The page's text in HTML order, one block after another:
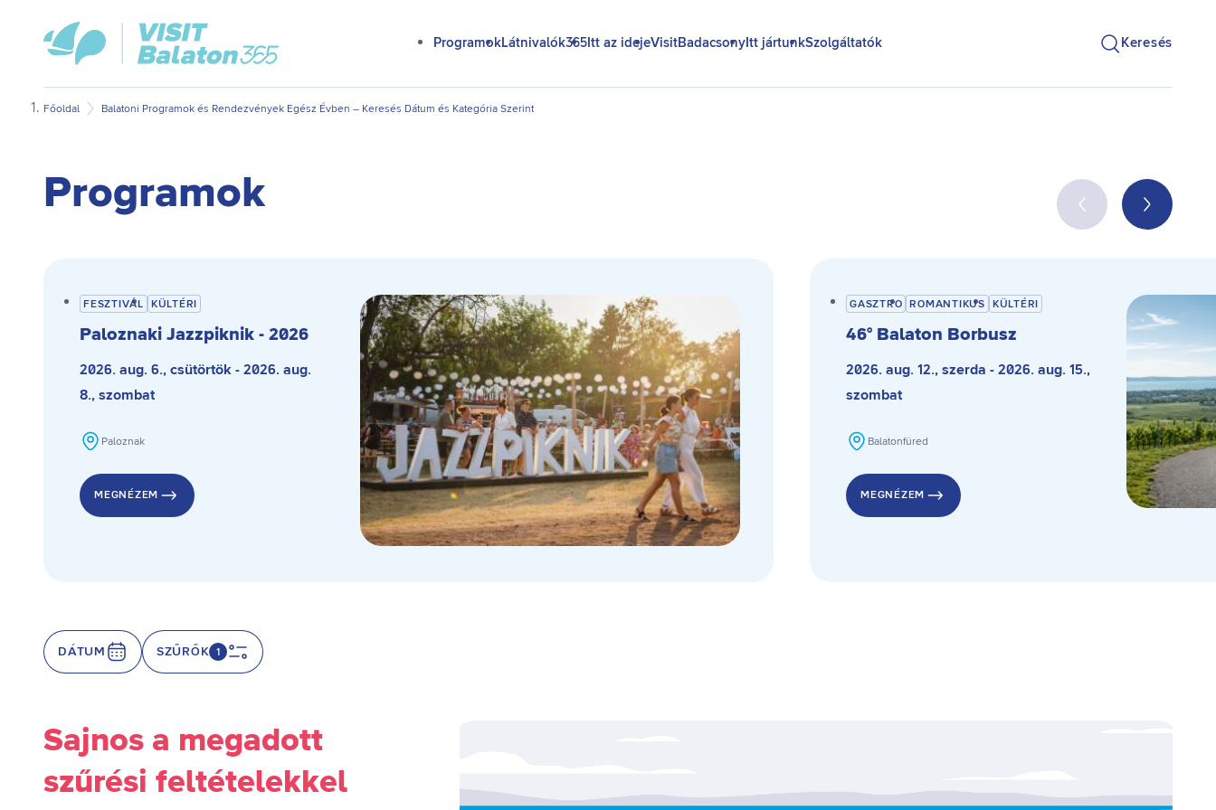
tartalomra
VisitBalaton365
kezdőlap
ProgramokLátnivalók365Itt az idejeVisitBadacsonyItt jártunkSzolgáltatók Keresés
Főoldal Balatoni Programok és Rendezvények Egész Évben – Keresés Dátum és Kategória Szerint
Programok
FESZTIVÁL KÜLTÉRI
Paloznaki Jazzpiknik - 2026
2026. aug. 6., csütörtök - 2026. aug.
8., szombat
Paloznak
MEGNÉZEM
GASZTRO ROMANTIKUS KÜLTÉRI
46° Balaton Borbusz
2026. aug. 12., szerda - 2026. aug. 15.,
szombat
Balatonfüred
MEGNÉZEM
DÁTUM SZŰRŐK 1
Sajnos a megadott
szűrési feltételekkel